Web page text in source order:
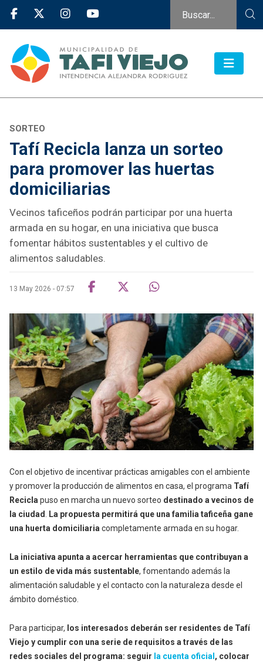
SORTEO
Tafí Recicla lanza un sorteo
para promover las huertas
domiciliarias
Vecinos taficeños podrán participar por una huerta
armada en su hogar, en una iniciativa que busca
fomentar hábitos sustentables y el cultivo de
alimentos saludables.
13 May 2026 - 07:57
Con el objetivo de incentivar prácticas amigables con el ambiente
y promover la producción de alimentos en casa, el programa Tafí
Reciclapuso en marcha un nuevo sorteo destinado a vecinos de
la ciudad. La propuesta permitirá que una familia taficeña gane
una huerta domiciliariacompletamente armada en su hogar.
La iniciativa apunta a acercar herramientas que contribuyan a
un estilo de vida más sustentable, fomentando además la
alimentación saludable y el contacto con la naturaleza desde el
ámbito doméstico.
Para participar, los interesados deberán ser residentes de Tafí
Viejo y cumplir con una serie de requisitos a través de las
redes sociales del programa: seguir la cuenta oficial , colocar